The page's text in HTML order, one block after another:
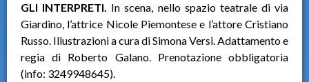
GLI INTERPRETI. In scena, nello spazio teatrale di via
Giardino, l’attrice Nicole Piemontese e l’attore Cristiano
Russo. Illustrazioni a cura di Simona Versi. Adattamento e
regia di Roberto Galano. Prenotazione obbligatoria
(info: 3249948645).